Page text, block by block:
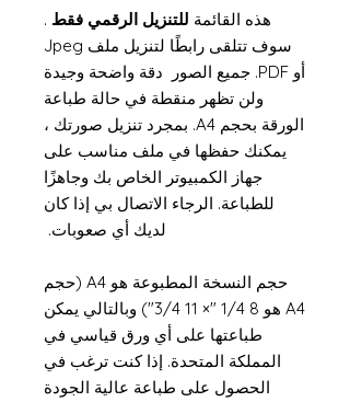
هذه القائمة للتنزيل الرقمي فقط .
سوف تتلقى رابطًا لتنزيل ملف Jpeg
أو PDF. جميع الصور دقة واضحة وجيدة
ولن تظهر منقطة في حالة طباعة
الورقة بحجم A4. بمجرد تنزيل صورتك ،
يمكنك حفظها في ملف مناسب على
جهاز الكمبيوتر الخاص بك وجاهزًا
للطباعة. الرجاء الاتصال بي إذا كان
لديك أي صعوبات.
حجم النسخة المطبوعة هو A4 (حجم
A4 هو 8 1/4 "× 11 3/4") وبالتالي يمكن
طباعتها على أي ورق قياسي في
المملكة المتحدة. إذا كنت ترغب في
الحصول على طباعة عالية الجودة